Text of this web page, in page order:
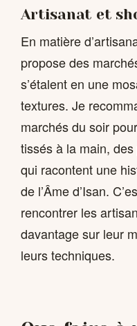
Artisanat et
En matière
propose des
s’étalent en une
textures. Je
marchés du soir
tissés à la main,
qui racontent une
de l’Âme d’Isan.
rencontrer les
davantage sur leur
leurs techniques.